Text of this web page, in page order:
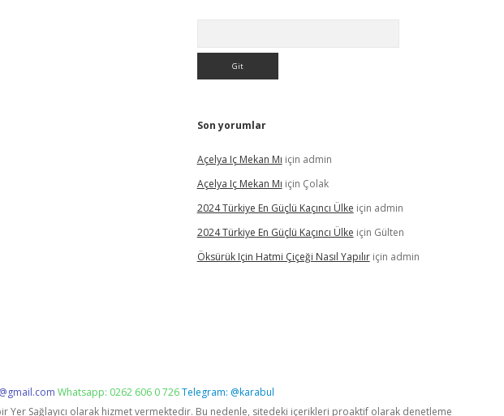
Son yorumlar
Açelya Iç Mekan Mı için admin
Açelya Iç Mekan Mı için Çolak
2024 Türkiye En Güçlü Kaçıncı Ülke için admin
2024 Türkiye En Güçlü Kaçıncı Ülke için Gülten
Öksürük Için Hatmi Çiçeği Nasıl Yapılıriçin admin
Whatsapp: 0262 606 0 726Telegram: @karabul
Yer Sağlayıcı olarak hizmet vermektedir. Bu nedenle, sitedeki içerikleri proaktif olarak denetleme